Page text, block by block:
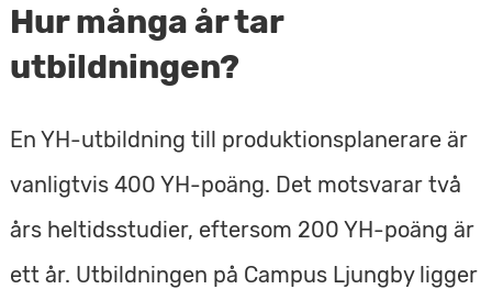
Hur många år tar
utbildningen?
En YH-utbildning till produktionsplanerare är
vanligtvis 400 YH-poäng. Det motsvarar två
års heltidsstudier, eftersom 200 YH-poäng är
ett år. Utbildningen på Campus Ljungby ligger